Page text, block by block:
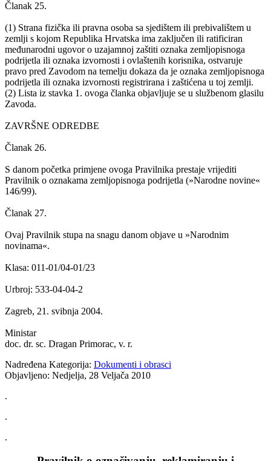
Članak 25.
(1) Strana fizička ili pravna osoba sa sjedištem ili prebivalištem u
zemlji s kojom Republika Hrvatska ima zaključen ili ratificiran
međunarodni ugovor o uzajamnoj zaštiti oznaka zemljopisnoga
podrijetla ili oznaka izvornosti i ovlaštenih korisnika, ostvaruje
pravo pred Zavodom na temelju dokaza da je oznaka zemljopisnoga
podrijetla ili oznaka izvornosti registrirana i zaštićena u toj zemlji.
(2) Lista iz stavka 1. ovoga članka objavljuje se u službenom glasilu
Zavoda.
ZAVRŠNE ODREDBE
Članak 26.
S danom početka primjene ovoga Pravilnika prestaje vrijediti
Pravilnik o oznakama zemljopisnoga podrijetla (»Narodne novine«
146/99).
Članak 27.
Ovaj Pravilnik stupa na snagu danom objave u »Narodnim
novinama«.
Klasa: 011-01/04-01/23
Urbroj: 533-04-04-2
Zagreb, 21. svibnja 2004.
Ministar
doc. dr. sc. Dragan Primorac, v. r.
Nadređena Kategorija: Dokumenti i obrasci
Objavljeno: Nedjelja, 28 Veljača 2010
.
.
.